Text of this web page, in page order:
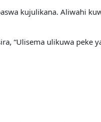
kujulikana. Aliwahi
“Ulisema ulikuwa peke